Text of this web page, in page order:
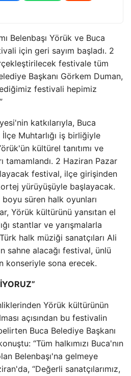
Belenbaşı Yörük ve Buca
için geri sayım başladı. 2
festivale tüm
Başkanı Görkem Duman,
festivali hepimiz
katkılarıyla, Buca
Muhtarlığı iş birliğiyle
kültürel tanıtımı ve
tamamlandı. 2 Haziran Pazar
festival, ilçe girişinden
yürüyüşüyle ​​başlayacak.
süren halk oyunları
Yörük kültürünü yansıtan el
stantlar ve yarışmalarla
halk müziği sanatçıları Ali
sahne alacağı festival, ünlü
konseriyle sona erecek.
Yörük kültürünün
açısından bu festivalin
Buca Belediye Başkanı
“Tüm halkımızı Buca'nın
Belenbaşı'na gelmeye
“Değerli sanatçılarımız,